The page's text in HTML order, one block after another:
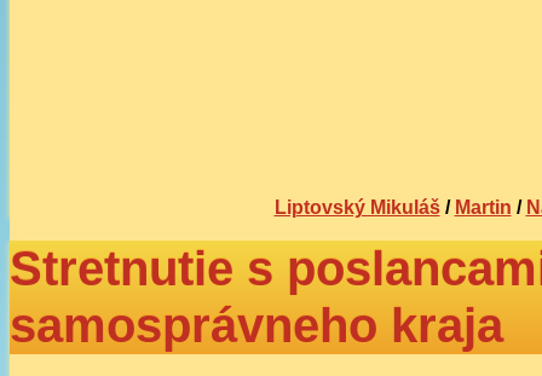
Liptovský Mikuláš/ Martin /
Stretnutie s
samosprávneho kraja